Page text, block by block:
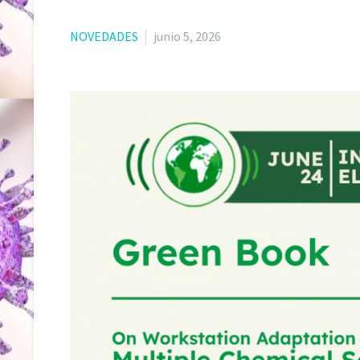
NOVEDADES junio 5, 2026